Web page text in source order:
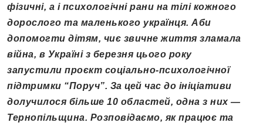
фізичні, а і психологічні рани на тілі кожного
дорослого та маленького українця. Аби
допомогти дітям, чиє звичне життя зламала
війна, в Україні з березня цього року
запустили проєкт соціально-психологічної
підтримки “Поруч”. За цей час до ініціативи
долучилося більше 10 областей, одна з них —
Тернопільщина. Розповідаємо, як працює та